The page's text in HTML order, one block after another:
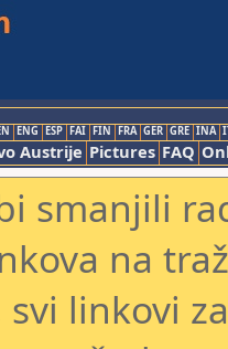
ENG ESP FAI FIN FRA GER GRE INA
Austrije Pictures FAQ
smanjili
na
svi linkovi